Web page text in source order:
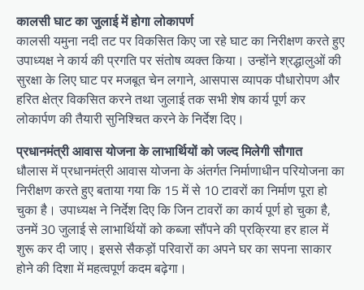
कालसी घाट का जुलाई में होगा लोकापर्ण
कालसी यमुना नदी तट पर विकसित किए जा रहे घाट का निरीक्षण करते हुए
उपाध्यक्ष ने कार्य की प्रगति पर संतोष व्यक्त किया। उन्होंने श्रद्धालुओं की
सुरक्षा के लिए घाट पर मजबूत चेन लगाने, आसपास व्यापक पौधारोपण और
हरित क्षेत्र विकसित करने तथा जुलाई तक सभी शेष कार्य पूर्ण कर
लोकार्पण की तैयारी सुनिश्चित करने के निर्देश दिए।
प्रधानमंत्री आवास योजना के लाभार्थियों को जल्द मिलेगी सौगात
धौलास में प्रधानमंत्री आवास योजना के अंतर्गत निर्माणाधीन परियोजना का
निरीक्षण करते हुए बताया गया कि 15 में से 10 टावरों का निर्माण पूरा हो
चुका है। उपाध्यक्ष ने निर्देश दिए कि जिन टावरों का कार्य पूर्ण हो चुका है,
उनमें 30 जुलाई से लाभार्थियों को कब्जा सौंपने की प्रक्रिया हर हाल में
शुरू कर दी जाए। इससे सैकड़ों परिवारों का अपने घर का सपना साकार
होने की दिशा में महत्वपूर्ण कदम बढ़ेगा।